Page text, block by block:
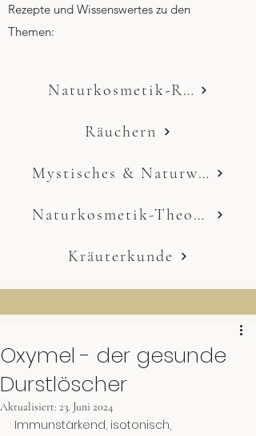
Rezepte und Wissenswertes zu den
Themen:
Naturkosmetik-Rezepte
Räuchern
Mystisches & Naturwissen
Naturkosmetik-Theorie
Kräuterkunde
Oxymel - der gesunde
Durstlöscher
Aktualisiert: 23. Juni 2024
Immunstärkend, isotonisch,